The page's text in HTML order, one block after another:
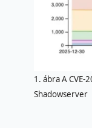
1. ábra A
Shadowserver